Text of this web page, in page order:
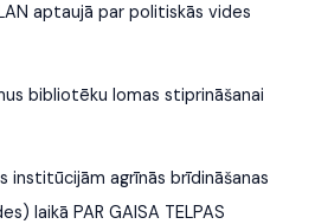
aptaujā par politiskās vides
bibliotēku lomas stiprināšanai
institūcijām agrīnās brīdināšanas
laikā PAR GAISA TELPAS